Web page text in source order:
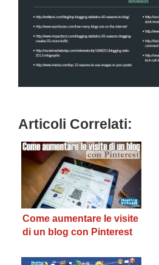
Articoli Correlati:
Come aumentare le visite
di un blog con Pinterest